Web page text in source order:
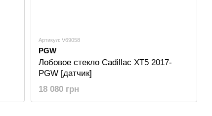
Артикул: V69058
PGW
Лобовое стекло Cadillac XT5 2017-
PGW [датчик]
18 080 грн